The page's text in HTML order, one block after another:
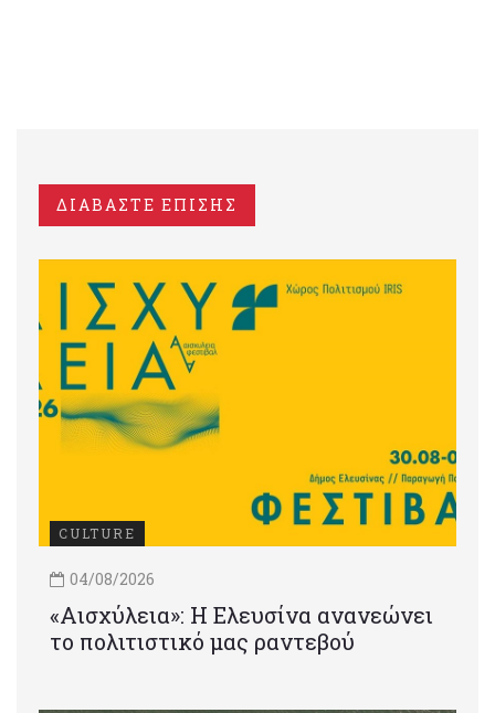
ΔΙΑΒΑΣΤΕ ΕΠΙΣΗΣ
CULTURE
04/08/2026
«Αισχύλεια»: Η Ελευσίνα ανανεώνει
το πολιτιστικό μας ραντεβού